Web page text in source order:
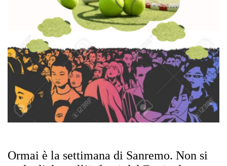
Ormai è la settimana di Sanremo. Non si